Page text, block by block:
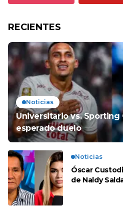
RECIENTES
Noticias
Universitario vs. Sporting
esperado duelo
Noticias
Óscar
de Naldy